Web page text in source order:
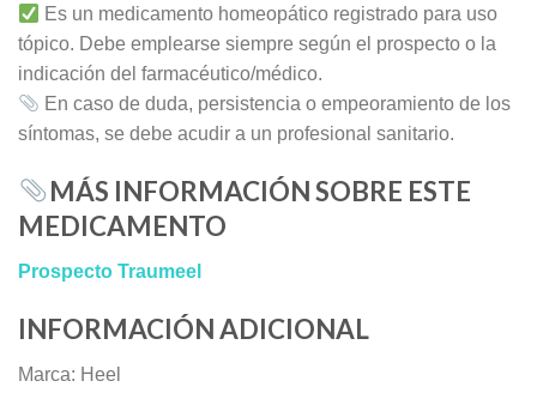
Es un medicamento homeopático registrado para uso
tópico. Debe emplearse siempre según el prospecto o la
indicación del farmacéutico/médico.
En caso de duda, persistencia o empeoramiento de los
síntomas, se debe acudir a un profesional sanitario.
MÁS INFORMACIÓN SOBRE ESTE
MEDICAMENTO
Prospecto Traumeel
INFORMACIÓN ADICIONAL
Marca: Heel